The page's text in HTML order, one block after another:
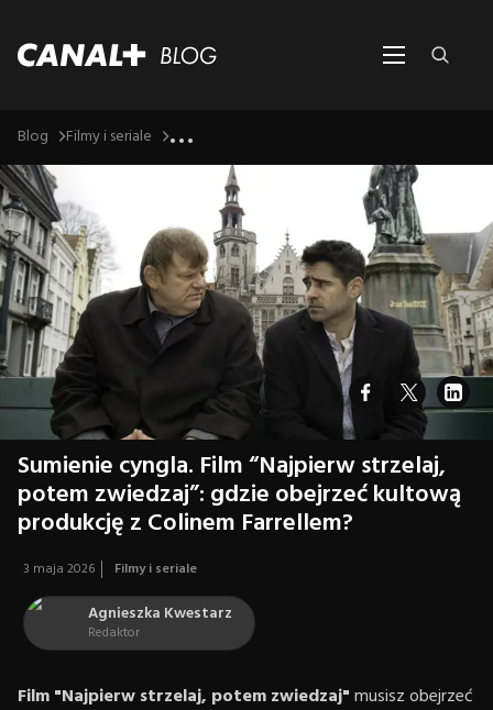
Blog Filmy i seriale ...
Sumienie cyngla. Film “Najpierw strzelaj,
potem zwiedzaj”: gdzie obejrzeć kultową
produkcję z Colinem Farrellem?
3 maja 2026 Filmy i seriale
Agnieszka Kwestarz
Redaktor
Film "Najpierw strzelaj, potem zwiedzaj"musisz obejrzeć